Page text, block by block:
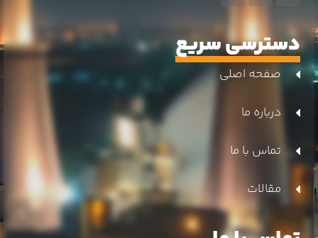
دسترسی سریع
صفحه اصلی
درباره ما
تماس با ما
مقالات